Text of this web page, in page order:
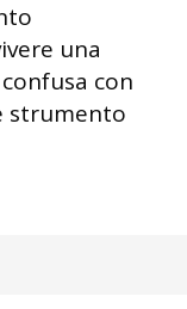
una
con
strumento